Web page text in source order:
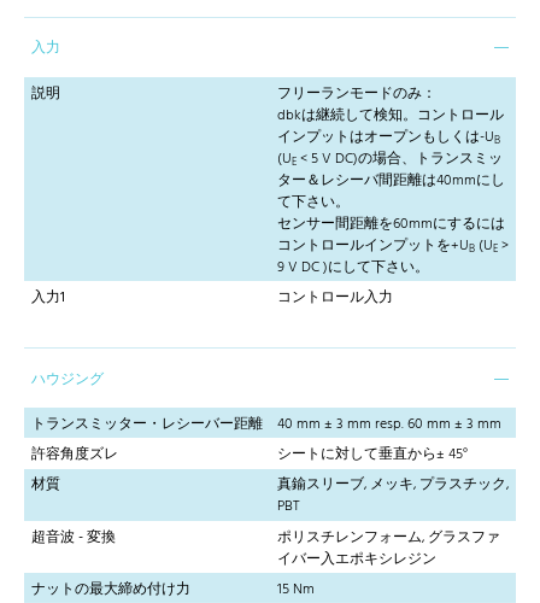
入力
説明
フリーランモードのみ：
dbkは継続して検知。コントロール
インプットはオープンもしくは-UB
(UE < 5 V DC)の場合、トランスミッ
ター＆レシーバ間距離は40mmにし
て下さい。
センサー間距離を60mmにするには
コントロールインプットを+UB (UE >
9 V DC )にして下さい。
入力1
コントロール入力
ハウジング
トランスミッター・レシーバー距離 40 mm ± 3 mm resp. 60 mm ± 3 mm
許容角度ズレ
シートに対して垂直から± 45°
材質
真鍮スリーブ, メッキ, プラスチック,
PBT
超音波 - 変換
ポリスチレンフォーム, グラスファ
イバー入エポキシレジン
ナットの最大締め付け力
15 Nm